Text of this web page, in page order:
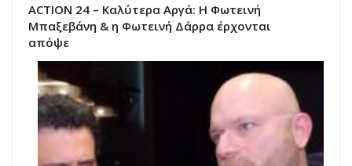
ACTION 24 – Καλύτερα Αργά: Η Φωτεινή
Μπαξεβάνη & η Φωτεινή Δάρρα έρχονται
απόψε